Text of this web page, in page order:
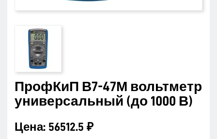
ПрофКиП В7-47М вольтметр
универсальный (до 1000 В)
Цена: 56512.5 ₽